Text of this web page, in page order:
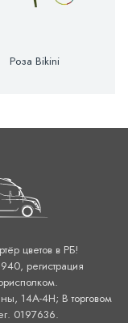
Роза Bikini
цветов в РБ!
регистрация
14А-4H; В торговом
0197636.